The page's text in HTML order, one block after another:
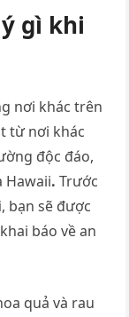
gì khi
nơi khác trên
từ nơi khác
độc đáo,
Hawaii.Trước
, bạn sẽ được
báo về an
quả và rau